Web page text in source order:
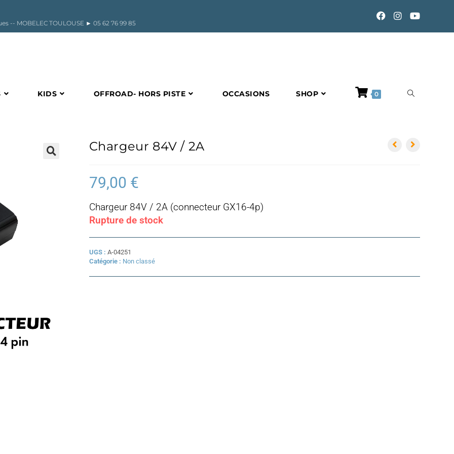
-- MOBELEC TOULOUSE ► 05 62 76 99 85
KIDS OFFROAD- HORS PISTE OCCASIONS SHOP 0 TOGGLE
Chargeur 84V / 2A
79,00 €
Chargeur 84V / 2A (connecteur GX16-4p)
Rupture de stock
UGS : A-04251
Catégorie : Non classé